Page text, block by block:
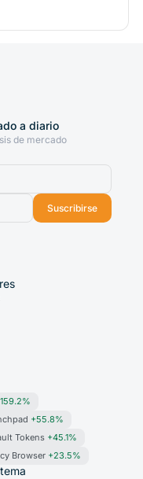
a diario
de mercado
Suscribirse
+55.8%
Tokens +45.1%
Browser +23.5%